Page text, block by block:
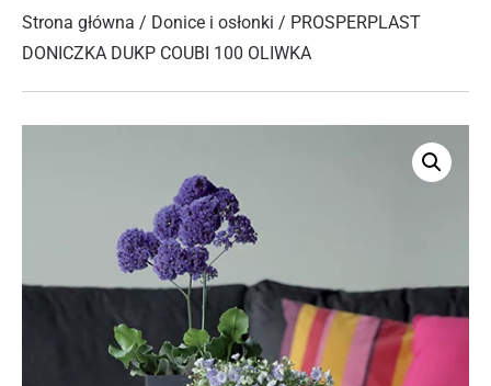
Strona główna / Donice i osłonki / PROSPERPLAST
DONICZKA DUKP COUBI 100 OLIWKA